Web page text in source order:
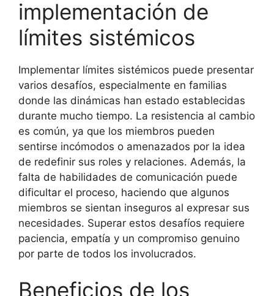
implementación de
límites sistémicos
Implementar límites sistémicos puede presentar
varios desafíos, especialmente en familias
donde las dinámicas han estado establecidas
durante mucho tiempo. La resistencia al cambio
es común, ya que los miembros pueden
sentirse incómodos o amenazados por la idea
de redefinir sus roles y relaciones. Además, la
falta de habilidades de comunicación puede
dificultar el proceso, haciendo que algunos
miembros se sientan inseguros al expresar sus
necesidades. Superar estos desafíos requiere
paciencia, empatía y un compromiso genuino
por parte de todos los involucrados.
Beneficios de los